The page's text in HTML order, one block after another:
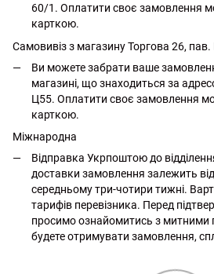
60/1. Оплатити своє замовлення
карткою.
Самовивіз з магазину Торгова 26,
Ви можете забрати ваше
магазині, що знаходиться за
Ц55. Оплатити своє замовлення
карткою.
Міжнародна
Відправка Укрпоштою до
доставки замовлення залежить
середньому три-чотири тижні.
тарифів перевізника. Перед
просимо ознайомитись з митними
будете отримувати замовлення,